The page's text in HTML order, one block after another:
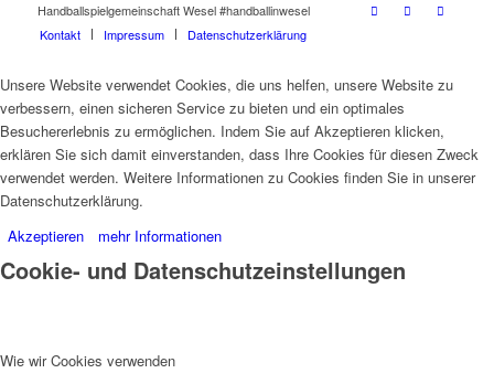
Handballspielgemeinschaft Wesel #handballinwesel
Kontakt
Impressum Datenschutzerklärung
Unsere Website verwendet Cookies, die uns helfen, unsere Website zu
verbessern, einen sicheren Service zu bieten und ein optimales
Besuchererlebnis zu ermöglichen. Indem Sie auf Akzeptieren klicken,
erklären Sie sich damit einverstanden, dass Ihre Cookies für diesen Zweck
verwendet werden. Weitere Informationen zu Cookies finden Sie in unserer
Datenschutzerklärung.
Akzeptieren
mehr Informationen
Cookie- und Datenschutzeinstellungen
Wie wir Cookies verwenden